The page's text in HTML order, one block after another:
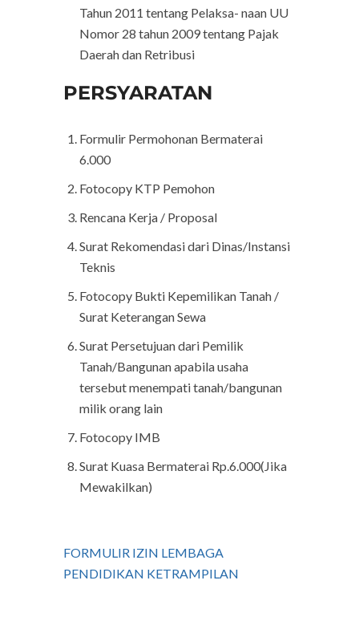
Tahun 2011 tentang Pelaksa- naan UU
Nomor 28 tahun 2009 tentang Pajak
Daerah dan Retribusi
PERSYARATAN
Formulir Permohonan Bermaterai
6.000
Fotocopy KTP Pemohon
Rencana Kerja / Proposal
Surat Rekomendasi dari Dinas/Instansi
Teknis
Fotocopy Bukti Kepemilikan Tanah /
Surat Keterangan Sewa
Surat Persetujuan dari Pemilik
Tanah/Bangunan apabila usaha
tersebut menempati tanah/bangunan
milik orang lain
Fotocopy IMB
Surat Kuasa Bermaterai Rp.6.000(Jika
Mewakilkan)
FORMULIR IZIN LEMBAGA
PENDIDIKAN KETRAMPILAN